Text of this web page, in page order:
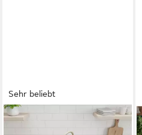
Sehr beliebt
FAIZEE MÖBEL
Granitspüle Granitspüle